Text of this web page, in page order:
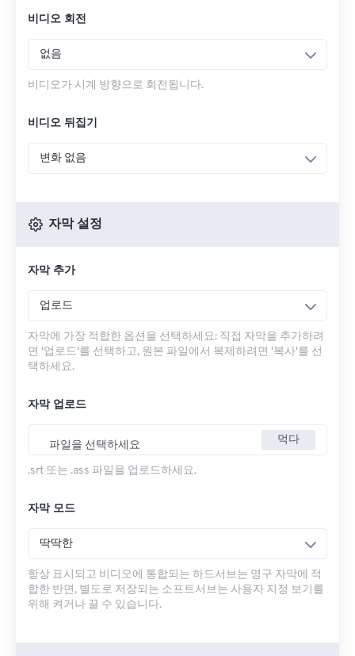
비디오 회전
없음
비디오가 시계 방향으로 회전됩니다.
비디오 뒤집기
변화 없음
자막 설정
자막 추가
업로드
자막에 가장 적합한 옵션을 선택하세요: 직접 자막을 추가하려
면 '업로드'를 선택하고, 원본 파일에서 복제하려면 '복사'를 선
택하세요.
자막 업로드
파일을 선택하세요 먹다
.srt 또는 .ass 파일을 업로드하세요.
자막 모드
딱딱한
항상 표시되고 비디오에 통합되는 하드서브는 영구 자막에 적
합한 반면, 별도로 저장되는 소프트서브는 사용자 지정 보기를
위해 켜거나 끌 수 있습니다.